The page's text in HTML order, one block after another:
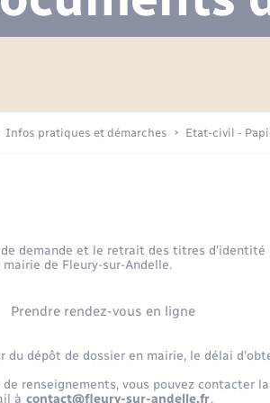
– Jeunes
de l’école pendant les travaux
enfance
de 2 roues
- Autorisation d’occupation
en images
rendus de conseils
municipaux
Infos pratiques et démarches Etat-civil -
demande et le retrait des titres
mairie de Fleury-sur-Andelle.
Prendre rendez-vous en ligne
du dépôt de dossier en mairie, le délai
de renseignements, vous pouvez contacter
à contact@fleury-sur-andelle.fr.